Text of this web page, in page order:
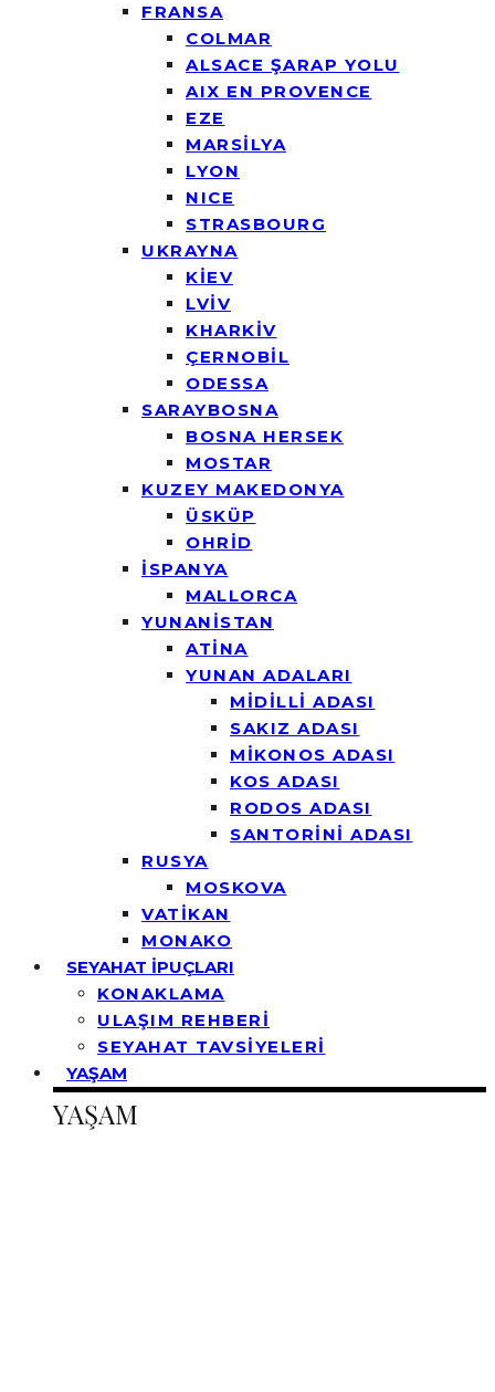
FRANSA
COLMAR
ALSACE ŞARAP YOLU
AIX EN PROVENCE
EZE
MARSİLYA
LYON
NICE
STRASBOURG
UKRAYNA
KİEV
LVİV
KHARKİV
ÇERNOBİL
ODESSA
SARAYBOSNA
BOSNA HERSEK
MOSTAR
KUZEY MAKEDONYA
ÜSKÜP
OHRİD
İSPANYA
MALLORCA
YUNANİSTAN
ATİNA
YUNAN ADALARI
MİDİLLİ ADASI
SAKIZ ADASI
MİKONOS ADASI
KOS ADASI
RODOS ADASI
SANTORİNİ ADASI
RUSYA
MOSKOVA
VATİKAN
MONAKO
SEYAHAT İPUÇLARI
KONAKLAMA
ULAŞIM REHBERİ
SEYAHAT TAVSİYELERİ
YAŞAM
YAŞAM